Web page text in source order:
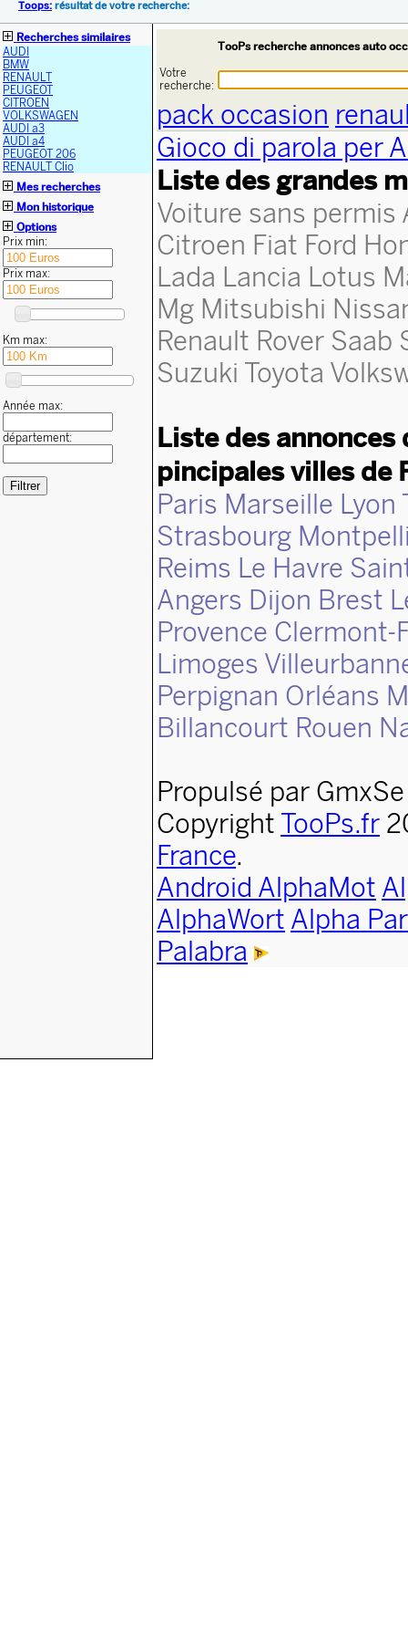
Toops: résultat de votre recherche:
TooPs recherche annonces auto
Votre
recherche:
pack occasion
Gioco di parola per
Liste des grandes
Voiture sans permis
Citroen Fiat Ford
Lada Lancia Lotus
Mg Mitsubishi
Renault Rover Saab
Suzuki Toyota
Liste des
pincipales villes de
Paris Marseille Lyon
Strasbourg
Reims Le Havre
Angers Dijon Brest
Provence Clermont-
Limoges
Perpignan Orléans
Billancourt Rouen
Propulsé par
Copyright TooPs.fr
France.
Android AlphaMot
AlphaWort Alpha
Palabra
Recherches similaires
AUDI
BMW
RENAULT
PEUGEOT
CITROEN
VOLKSWAGEN
AUDI a3
AUDI a4
PEUGEOT 206
RENAULT Clio
Mes recherches
Mon historique
Options
Prix min:
Prix max:
Km max:
Année max:
département: